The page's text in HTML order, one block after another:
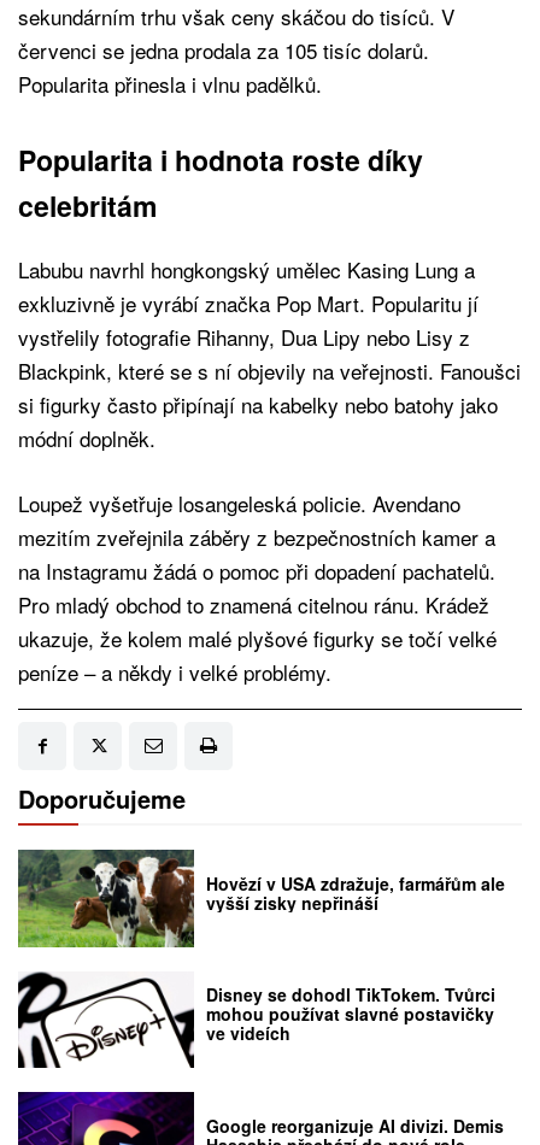
sekundárním trhu však ceny skáčou do tisíců. V
červenci se jedna prodala za 105 tisíc dolarů.
Popularita přinesla i vlnu padělků.
Popularita i hodnota roste díky
celebritám
Labubu navrhl hongkongský umělec Kasing Lung a
exkluzivně je vyrábí značka Pop Mart. Popularitu jí
vystřelily fotografie Rihanny, Dua Lipy nebo Lisy z
Blackpink, které se s ní objevily na veřejnosti. Fanoušci
si figurky často připínají na kabelky nebo batohy jako
módní doplněk.
Loupež vyšetřuje losangeleská policie. Avendano
mezitím zveřejnila záběry z bezpečnostních kamer a
na Instagramu žádá o pomoc při dopadení pachatelů.
Pro mladý obchod to znamená citelnou ránu. Krádež
ukazuje, že kolem malé plyšové figurky se točí velké
peníze – a někdy i velké problémy.
Doporučujeme
Hovězí v USA zdražuje, farmářům ale
vyšší zisky nepřináší
Disney se dohodl TikTokem. Tvůrci
mohou používat slavné postavičky
ve videích
Google reorganizuje AI divizi. Demis